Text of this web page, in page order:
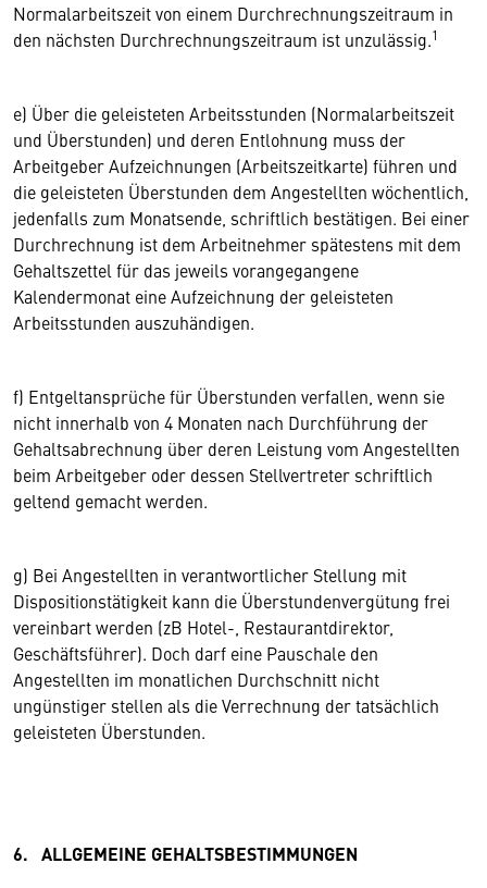
Normalarbeitszeit von einem Durchrechnungszeitraum in
den nächsten Durchrechnungszeitraum ist unzulässig.1
e) Über die geleisteten Arbeitsstunden (Normalarbeitszeit
und Überstunden) und deren Entlohnung muss der
Arbeitgeber Aufzeichnungen (Arbeitszeitkarte) führen und
die geleisteten Überstunden dem Angestellten wöchentlich,
jedenfalls zum Monatsende, schriftlich bestätigen. Bei einer
Durchrechnung ist dem Arbeitnehmer spätestens mit dem
Gehaltszettel für das jeweils vorangegangene
Kalendermonat eine Aufzeichnung der geleisteten
Arbeitsstunden auszuhändigen.
f) Entgeltansprüche für Überstunden verfallen, wenn sie
nicht innerhalb von 4 Monaten nach Durchführung der
Gehaltsabrechnung über deren Leistung vom Angestellten
beim Arbeitgeber oder dessen Stellvertreter schriftlich
geltend gemacht werden.
g) Bei Angestellten in verantwortlicher Stellung mit
Dispositionstätigkeit kann die Überstundenvergütung frei
vereinbart werden (zB Hotel-, Restaurantdirektor,
Geschäftsführer). Doch darf eine Pauschale den
Angestellten im monatlichen Durchschnitt nicht
ungünstiger stellen als die Verrechnung der tatsächlich
geleisteten Überstunden.
6. ALLGEMEINE GEHALTSBESTIMMUNGEN